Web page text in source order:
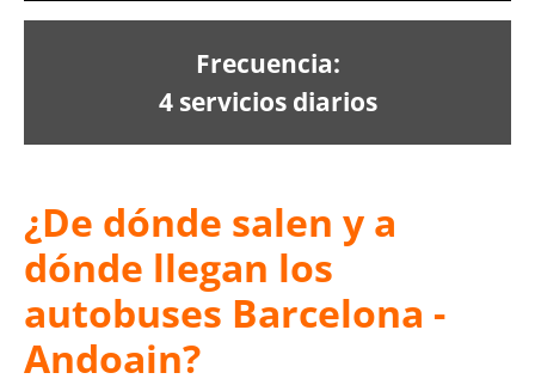
Frecuencia:
4 servicios diarios
¿De dónde salen y a
dónde llegan los
autobuses Barcelona -
Andoain?